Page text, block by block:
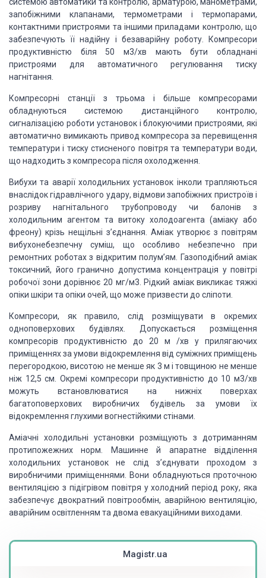
запобіжними клапанами, термометрами і термопарами,
контактними пристроями та іншими приладами контролю, що
забезпечують її надійну і безаварійну роботу. Компресори
продуктивністю біля 50 м3/хв мають бути обладнані
пристроями для автоматичного регулювання тиску
нагнітання.
Компресорні станції з трьома і більше компресорами
обладнуються системою дистанційного контролю,
сигналізацією роботи установок і блокуючими пристроями, які
автоматично вимикають привод компресора за перевищення
температури і тиску стисненого повітря та температури води,
що надходить з компресора після охолодження.
Вибухи та аварії холодильних установок інколи трапляються
внаслідок гідравлічного удару, відмови запобіжних пристроїв і
розриву нагнітального трубопроводу чи балонів з
холодильним агентом та витоку холодоагента (аміаку або
фреону) крізь нещільні з’єднання. Аміак утворює з повітрям
вибухонебезпечну суміш, що особливо небезпечно при
ремонтних роботах з відкритим полум’ям. Газоподібний аміак
токсичний, його гранично допустима концентрація у повітрі
робочої зони дорівнює 20 мг/м3. Рідкий аміак викликає тяжкі
опіки шкіри та опіки очей, що може призвести до сліпоти.
Компресори, як правило, слід розміщувати в окремих
одноповерхових будівлях. Допускається розміщення
компресорів продуктивністю до 20 м /хв у прилягаючих
приміщеннях за умови відокремлення від суміжних приміщень
перегородкою, висотою не менше як 3 м і товщиною не менше
ніж 12,5 см. Окремі компресори продуктивністю до 10 м3/хв
можуть встановлюватися на нижніх поверхах
багатоповерхових виробничих будівель за умови їх
відокремлення глухими вогнестійкими стінами.
Аміачні холодильні установки розміщують з дотриманням
протипожежних норм. Машинне й апаратне відділення
холодильних установок не слід з’єднувати проходом з
виробничими приміщеннями. Вони обладнуються проточною
вентиляцією з підігрівом повітря у холодний період року, яка
забезпечує двократний повітрообмін, аварійною вентиляцію,
аварійним освітленням та двома евакуаційними виходами.
Magistr.ua